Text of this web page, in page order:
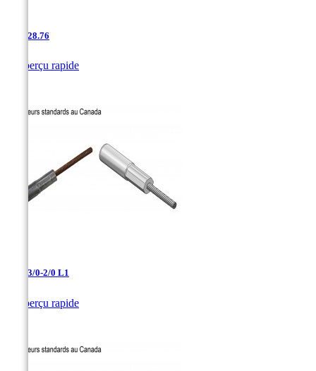
AAC-28.76
Aperçu rapide
AAC-3/0-2/0 L1
Aperçu rapide